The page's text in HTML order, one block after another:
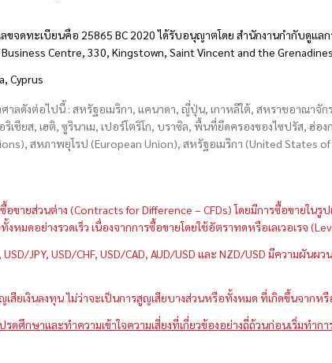
จดทะเบียนคือ 25865 BC 2020 ได้รับอนุญาตโดย สำนักงานกำกับดูแล
Centre, 330, Kingstown, Saint Vincent and the Grenadines
Cyprus
ลดังต่อไปนี้ : สหรัฐอเมริกา, แคนาดา, ญี่ปุ่น, เกาหลีใต้, สหราชอาณาจั
เชียส, เฮติ, ซูรินาเม, เปอร์โตริโก, บราซิล, พื้นที่ยึดครองของไซปรัส, ฮ่อ
สหภาพยุโรป (European Union), สหรัฐอเมริกา (United States
ายส่วนต่าง (Contracts for Difference – CFDs) โดยมีการซื้อขายใ
มดอย่างรวดเร็ว เนื่องจากการซื้อขายโดยใช้อัตราทดหรือเลเวอเรจ
JPY, USD/CHF, USD/CAD, AUD/USD และ NZD/USD มีความผัน
ยเงินลงทุน ไม่ว่าจะเป็นการสูญเสียบางส่วนหรือทั้งหมด ที่เกิดขึ้นจากหรื
ศึกษาและทำความเข้าใจความเสี่ยงที่เกี่ยวข้องอย่างถี่ถ้วนก่อนเริ่มทำกา